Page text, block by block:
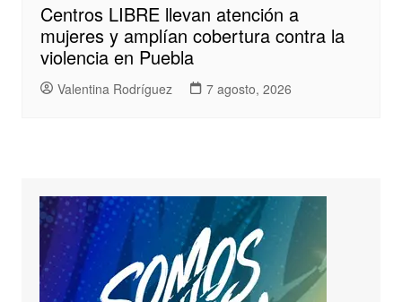
Centros LIBRE llevan atención a
mujeres y amplían cobertura contra la
violencia en Puebla
Valentina Rodríguez 7 agosto, 2026